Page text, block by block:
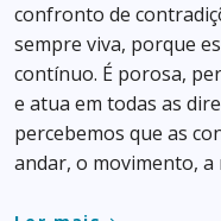
confronto de
sempre viva, porque
contínuo. É porosa,
e atua em todas as
percebemos que as
andar, o movimento,